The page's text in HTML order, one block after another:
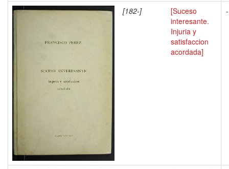
[182-]
[Suceso
interesante.
Injuria y
satisfaccion
acordada]
-